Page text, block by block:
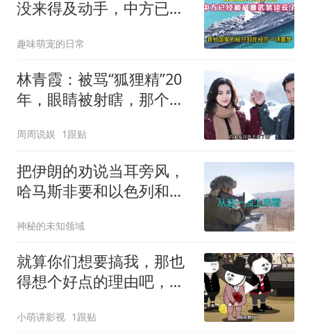
没来得及动手，中方已经
趣味萌宠的日常
林青霞：被骂“狐狸精”20
年，眼睛被射瞎，那个男
钱？”
周周说娱 1跟贴
把伊朗的劝说当耳旁风，
哈马斯非要和以色列和
神秘的未知领域
就算你们想要搞我，那也
得想个好点的理由吧，这
小萌讲影视 1跟贴